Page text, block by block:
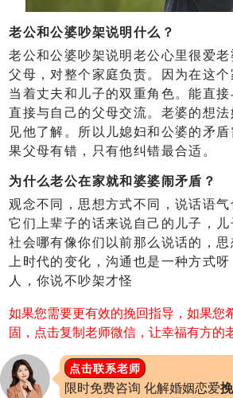
老公和公婆吵架说明什么？
老公和公婆吵架说明老公心里很爱
父母，对整个家庭负责。因为在这个
当着丈夫和儿子的双重角色。能直
直接与自己的父母交流。老婆的想
见他了解。所以儿媳妇和公婆的矛
果父母有错，只有他纠错最合适。
为什么老公在家就和婆婆闹矛盾？
观念不同，思想方式不同，说话语气
它们上辈子的话来说自己的儿子，
社会哪有像你们以前那么说话的，
上时代的变化，沟通也是一种方式
人，你说不吵架才怪
如果您需要更有效的挽回指导，如果您
固，点击复制老师微信，让幸福有方的
点击联系老师
限时免费咨询 化解婚姻恋爱